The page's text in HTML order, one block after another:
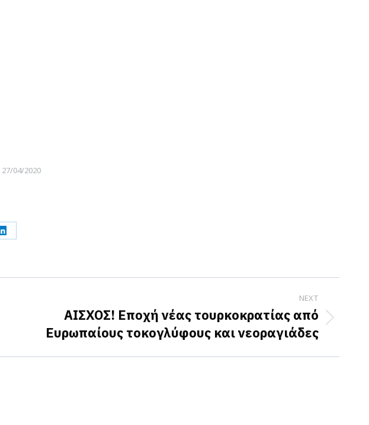
27/04/2020
Share
LinkedIn
NEXT
ΑΙΣΧΟΣ! Εποχή νέας τουρκοκρατίας από
Ευρωπαίους τοκογλύφους και νεοραγιάδες